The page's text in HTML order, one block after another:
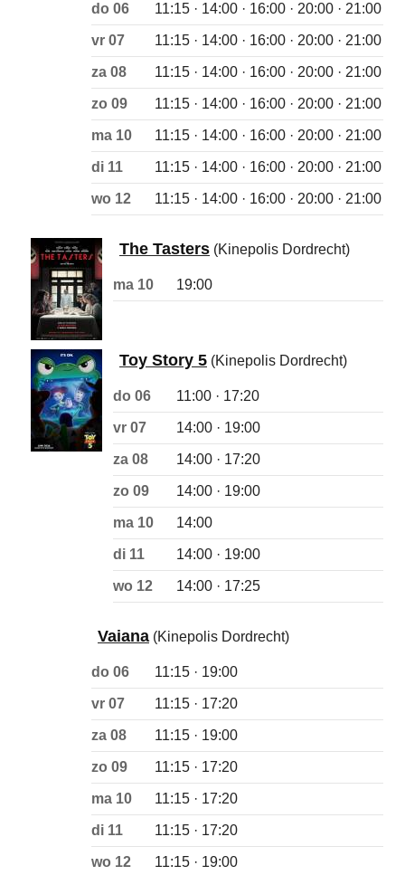
do 06 11:15 · 14:00 · 16:00 · 20:00 · 21:00
vr 07 11:15 · 14:00 · 16:00 · 20:00 · 21:00
za 08 11:15 · 14:00 · 16:00 · 20:00 · 21:00
zo 09 11:15 · 14:00 · 16:00 · 20:00 · 21:00
ma 10 11:15 · 14:00 · 16:00 · 20:00 · 21:00
di 11 11:15 · 14:00 · 16:00 · 20:00 · 21:00
wo 12 11:15 · 14:00 · 16:00 · 20:00 · 21:00
The Tasters (Kinepolis Dordrecht)
ma 10 19:00
Toy Story 5 (Kinepolis Dordrecht)
do 06 11:00 · 17:20
vr 07 14:00 · 19:00
za 08 14:00 · 17:20
zo 09 14:00 · 19:00
ma 10 14:00
di 11 14:00 · 19:00
wo 12 14:00 · 17:25
Vaiana (Kinepolis Dordrecht)
do 06 11:15 · 19:00
vr 07 11:15 · 17:20
za 08 11:15 · 19:00
zo 09 11:15 · 17:20
ma 10 11:15 · 17:20
di 11 11:15 · 17:20
wo 12 11:15 · 19:00